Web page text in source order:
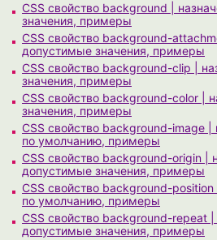
CSS свойство background |
значения, примеры
CSS свойство background-
допустимые значения, примеры
CSS свойство background-clip |
значения, примеры
CSS свойство background-color |
значения, примеры
CSS свойство background-image |
по умолчанию, примеры
CSS свойство background-origin |
допустимые значения, примеры
CSS свойство background-position
по умолчанию, примеры
CSS свойство background-repeat |
допустимые значения, примеры